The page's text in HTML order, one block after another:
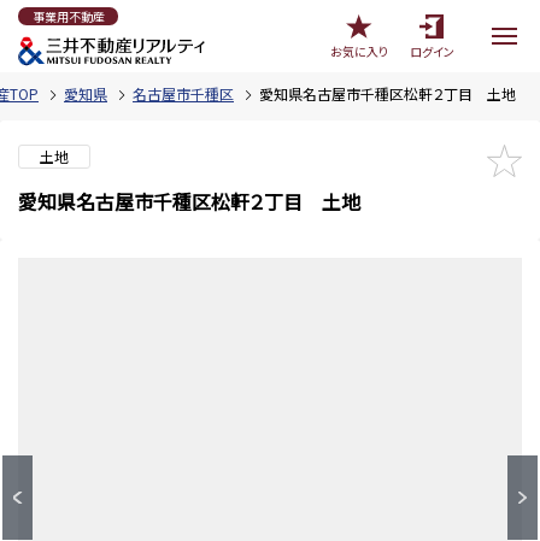
事業用不動産
お気に入り
ログイン
TOP 愛知県 名古屋市千種区 愛知県名古屋市千種区松軒２丁目 土地
土地
愛知県名古屋市千種区松軒２丁目 土地